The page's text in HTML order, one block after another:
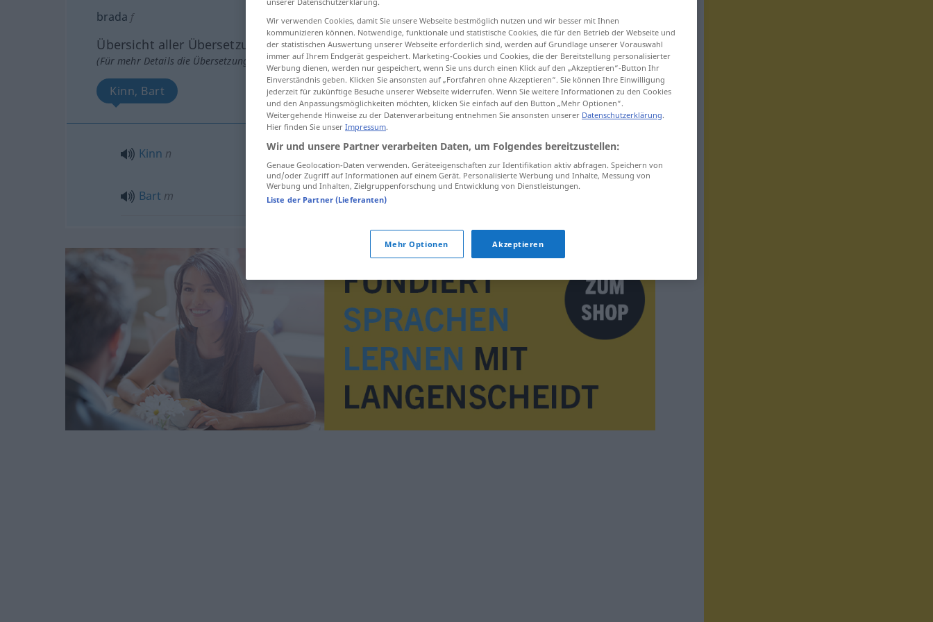
brada f
Übersicht aller Übersetzungen
(Für mehr Details die Übersetzung anklicken/antippen)
Kinn, Bart
Kinn n brada
Bart m brada
Wir verwenden Cookies, damit Sie unsere Webseite bestmöglich nutzen und wir besser mit Ihnen
kommunizieren können. Notwendige, funktionale und statistische Cookies, die für den Betrieb der Webseite und
der statistischen Auswertung unserer Webseite erforderlich sind, werden auf Grundlage unserer Vorauswahl
immer auf Ihrem Endgerät gespeichert. Marketing-Cookies und Cookies, die der Bereitstellung personalisierter
Werbung dienen, werden nur gespeichert, wenn Sie uns durch einen Klick auf den „Akzeptieren“-Button Ihr
Einverständnis geben. Klicken Sie ansonsten auf „Fortfahren ohne Akzeptieren“. Sie können Ihre Einwilligung
jederzeit für zukünftige Besuche unserer Webseite widerrufen. Wenn Sie weitere Informationen zu den Cookies
und den Anpassungsmöglichkeiten möchten, klicken Sie einfach auf den Button „Mehr Optionen“.
Weitergehende Hinweise zu der Datenverarbeitung entnehmen Sie ansonsten unserer Datenschutzerklärung.
Hier finden Sie unser Impressum.
Wir und unsere Partner verarbeiten Daten, um Folgendes bereitzustellen:
Genaue Geolocation-Daten verwenden. Geräteeigenschaften zur Identifikation aktiv abfragen. Speichern von
und/oder Zugriff auf Informationen auf einem Gerät. Personalisierte Werbung und Inhalte, Messung von
Werbung und Inhalten, Zielgruppenforschung und Entwicklung von Dienstleistungen.
Liste der Partner (Lieferanten)
Mehr Optionen Akzeptieren